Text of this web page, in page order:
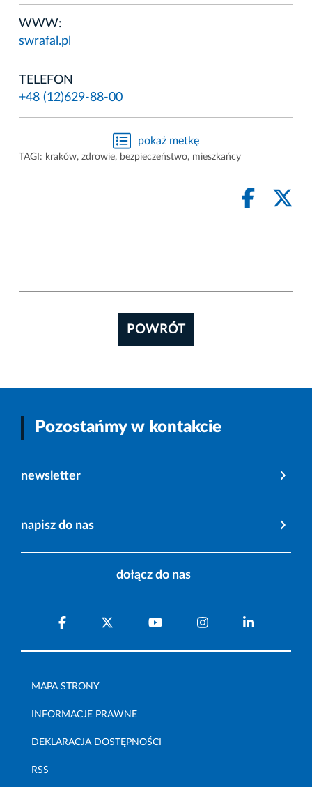
WWW:
swrafal.pl
TELEFON
+48 (12)629-88-00
pokaż metkę
TAGI: kraków, zdrowie, bezpieczeństwo, mieszkańcy
POWRÓT
Pozostańmy w kontakcie
newsletter
napisz do nas
dołącz do nas
MAPA STRONY
INFORMACJE PRAWNE
DEKLARACJA DOSTĘPNOŚCI
RSS